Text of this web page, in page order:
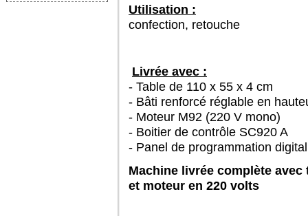
Utilisation :
confection, retouche
Livrée avec :
- Table de 110 x 55 x 4 cm
- Bâti renforcé réglable en
- Moteur M92 (220 V mono)
- Boitier de contrôle SC920 A
- Panel de programmation
Machine livrée complète avec
et moteur en 220 volts